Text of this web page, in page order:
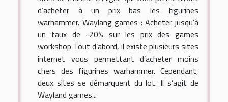
d’acheter à un prix bas les figurines
warhammer. Waylang games : Acheter jusqu’à
un taux de -20% sur les prix des games
workshop Tout d’abord, il existe plusieurs sites
internet vous permettant d’acheter moins
chers des figurines warhammer. Cependant,
deux sites se démarquent du lot. Il s’agit de
Wayland games...